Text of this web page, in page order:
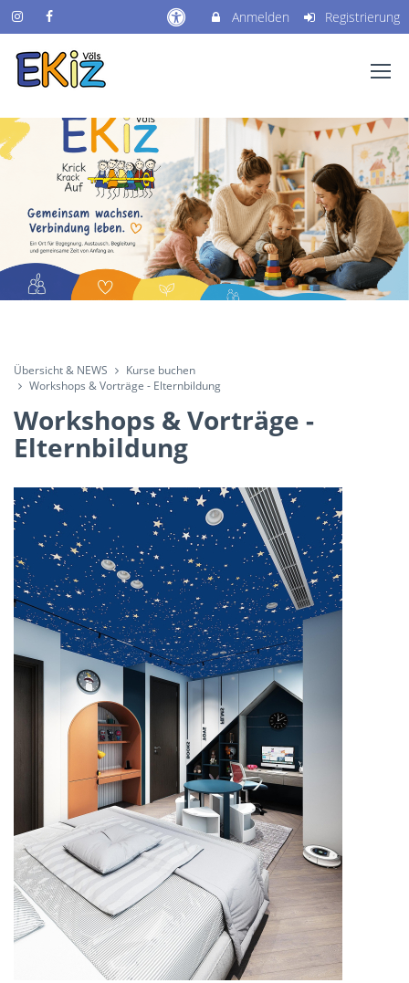
Anmelden Registrierung
Übersicht & NEWS
Kurse buchen
Workshops & Vorträge - Elternbildung
Workshops & Vorträge -
Elternbildung